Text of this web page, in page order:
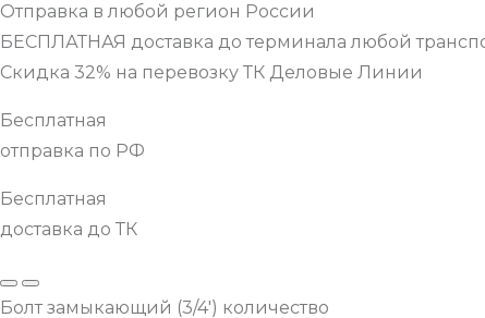
Отправка в любой регион России
БЕСПЛАТНАЯ доставка до терминала любой
Скидка 32% на перевозку ТК Деловые Линии
Бесплатная
отправка по РФ
Бесплатная
доставка до ТК
Болт замыкающий (3/4') количество